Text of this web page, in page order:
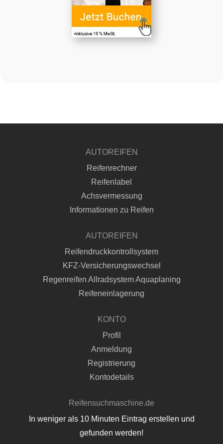
AUTOREIFEN
Reifenrechner
Reifenlabel
Achsvermessung
Informationen zu Reifen
AUTOREIFEN
Reifendruckkontrollsystem
KFZ-Versicherungswechsel
Regenreifen Allradsystem Aquaplaning
Reifeneinlagerung
KONTO
Profil
Anmeldung
Registrierung
Kontodetails
Reifensuchmaschine.de
In weniger als 10 Minuten Eintrag erstellen und
gefunden werden!